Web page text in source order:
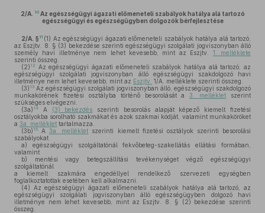
2/A. 10Az egészségügyi ágazati előmeneteli szabályok hatálya alá tartozó
egészségügyi és egészségügyben dolgozók bérfejlesztése
2/A. § 11 (1) Az egészségügyi ágazati előmeneteli szabályok hatálya alá tartozó,
az Eszjtv. 8. § (3) bekezdése szerinti egészségügyi szolgálati jogviszonyban álló
személy havi illetménye nem lehet kevesebb, mint az Eszjtv. 1. melléklete
szerinti összeg.
(2) 12
Az egészségügyi ágazati előmeneteli szabályok hatálya alá tartozó, az
egészségügyi szolgálati jogviszonyban álló egészségügyi szakdolgozó havi
illetménye nem lehet kevesebb, mint az Eszjtv. 1/A. melléklete szerinti összeg.
(3) 13 Az egészségügyi szolgálati jogviszonyban álló, egészségügyi szakdolgozó
munkakörének fizetési osztályba történő besorolását a3. melléklet szerint
szükséges elvégezni.
(3a) 14 A (3) bekezdés szerinti besorolás alapját képező kiemelt fizetési
osztályokba sorolható szakmákat és azok szakmai kódját, valamint munkaköröket
a 3a. melléklet tartalmazza.
(3b) 15 A3a. melléklet szerinti kiemelt fizetési osztályok szerinti besorolási
szabályokat
a) egészségügyi szolgáltatónál fekvőbeteg-szakellátás ellátási formában,
valamint
b) mentési vagy betegszállítási tevékenységet végző egészségügyi
szolgáltatónál
a kiemelt szakmára engedéllyel rendelkező szervezeti egységben
foglalkoztatottak esetében kell alkalmazni.
(4) Az egészségügyi ágazati előmeneteli szabályok hatálya alá tartozó, az
egészségügyi szolgálati jogviszonyban álló egészségügyben dolgozó havi
illetménye nem lehet kevesebb, mint az Eszjtv. 8. § (2) bekezdése szerinti
összeg.